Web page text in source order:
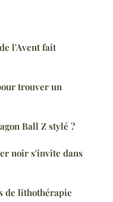
l'Avent fait
trouver un
Ball Z stylé ?
noir s'invite dans
de lithothérapie